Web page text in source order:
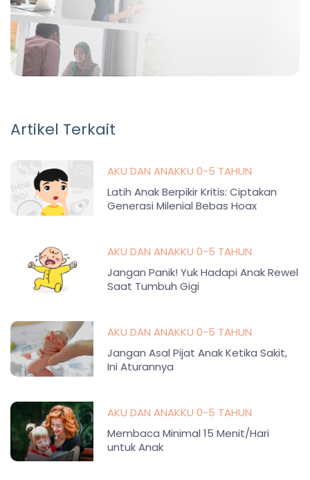
Artikel Terkait
AKU DAN ANAKKU 0-5 TAHUN
Latih Anak Berpikir Kritis: Ciptakan
Generasi Milenial Bebas Hoax
AKU DAN ANAKKU 0-5 TAHUN
Jangan Panik! Yuk Hadapi Anak Rewel
Saat Tumbuh Gigi
AKU DAN ANAKKU 0-5 TAHUN
Jangan Asal Pijat Anak Ketika Sakit,
Ini Aturannya
AKU DAN ANAKKU 0-5 TAHUN
Membaca Minimal 15 Menit/Hari
untuk Anak